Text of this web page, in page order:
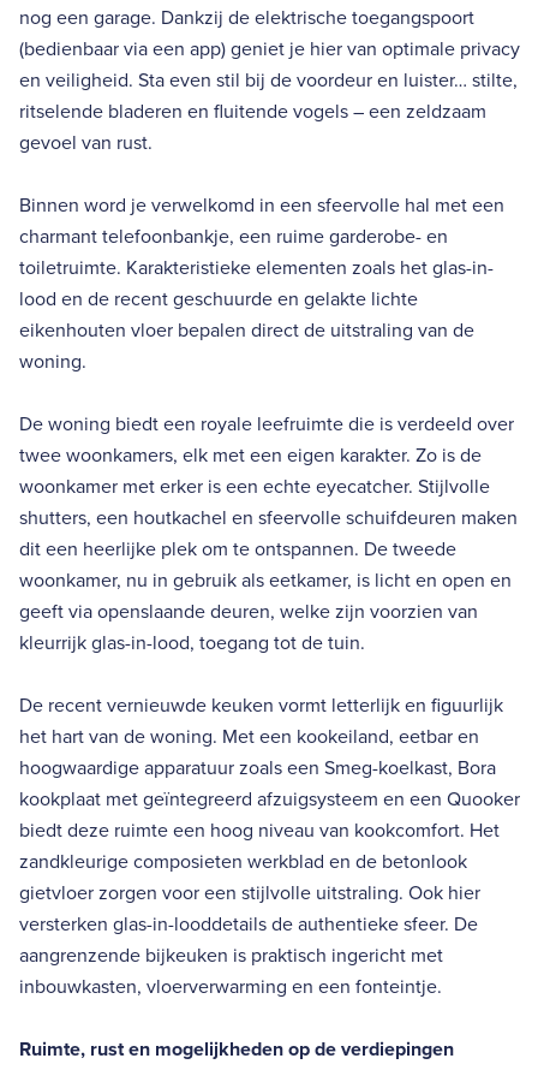
nog een garage. Dankzij de elektrische toegangspoort
(bedienbaar via een app) geniet je hier van optimale privacy
en veiligheid. Sta even stil bij de voordeur en luister… stilte,
ritselende bladeren en fluitende vogels – een zeldzaam
gevoel van rust.
Binnen word je verwelkomd in een sfeervolle hal met een
charmant telefoonbankje, een ruime garderobe- en
toiletruimte. Karakteristieke elementen zoals het glas-in-
lood en de recent geschuurde en gelakte lichte
eikenhouten vloer bepalen direct de uitstraling van de
woning.
De woning biedt een royale leefruimte die is verdeeld over
twee woonkamers, elk met een eigen karakter. Zo is de
woonkamer met erker is een echte eyecatcher. Stijlvolle
shutters, een houtkachel en sfeervolle schuifdeuren maken
dit een heerlijke plek om te ontspannen. De tweede
woonkamer, nu in gebruik als eetkamer, is licht en open en
geeft via openslaande deuren, welke zijn voorzien van
kleurrijk glas-in-lood, toegang tot de tuin.
De recent vernieuwde keuken vormt letterlijk en figuurlijk
het hart van de woning. Met een kookeiland, eetbar en
hoogwaardige apparatuur zoals een Smeg-koelkast, Bora
kookplaat met geïntegreerd afzuigsysteem en een Quooker
biedt deze ruimte een hoog niveau van kookcomfort. Het
zandkleurige composieten werkblad en de betonlook
gietvloer zorgen voor een stijlvolle uitstraling. Ook hier
versterken glas-in-looddetails de authentieke sfeer. De
aangrenzende bijkeuken is praktisch ingericht met
inbouwkasten, vloerverwarming en een fonteintje.
Ruimte, rust en mogelijkheden op de verdiepingen